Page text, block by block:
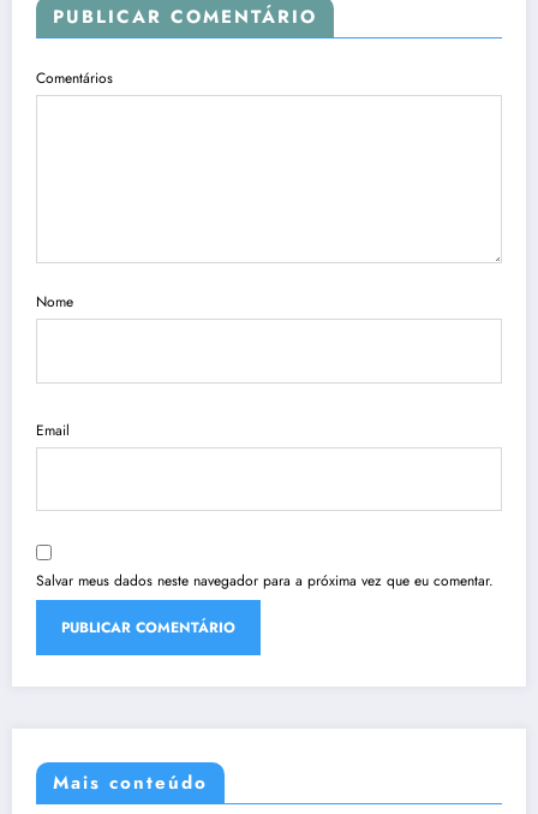
PUBLICAR COMENTÁRIO
Comentários
Nome
Email
Salvar meus dados neste navegador para a próxima vez que eu comentar.
Mais conteúdo